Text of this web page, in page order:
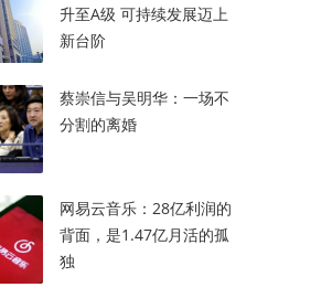
升至A级 可持续发展迈上
新台阶
蔡崇信与吴明华：一场不
分割的离婚
网易云音乐：28亿利润的
背面，是1.47亿月活的孤
独